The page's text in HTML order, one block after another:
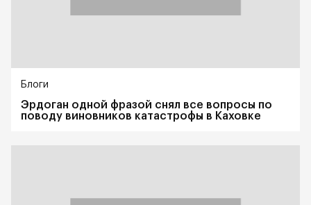
Блоги
Эрдоган одной фразой снял все вопросы по
поводу виновников катастрофы в Каховке